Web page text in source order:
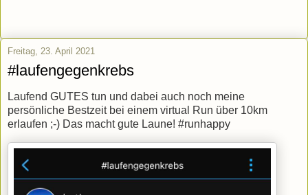
Freitag, 23. April 2021
#laufengegenkrebs
Laufend GUTES tun und dabei auch noch meine
persönliche Bestzeit bei einem virtual Run über 10km
erlaufen ;-) Das macht gute Laune! #runhappy